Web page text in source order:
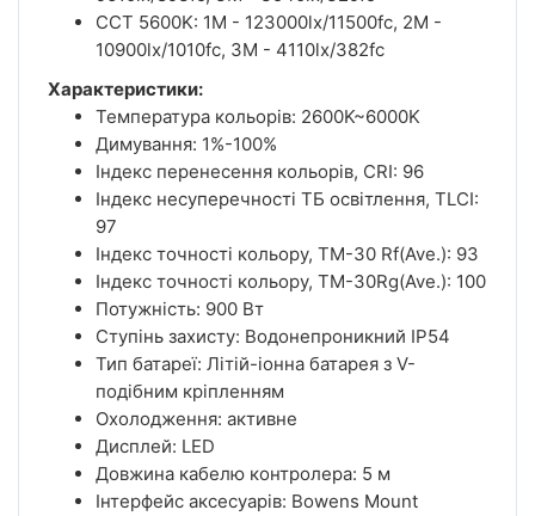
CCT 5600K: 1М - 123000lx/11500fc, 2М -
10900lx/1010fc, 3М - 4110lx/382fc
Характеристики:
Температура кольорів: 2600K~6000K
Димування: 1%-100%
Індекс перенесення кольорів, CRI: 96
Індекс несуперечності ТБ освітлення, TLCI:
97
Індекс точності кольору, TM-30 Rf(Ave.): 93
Індекс точності кольору, TM-30Rg(Ave.): 100
Потужність: 900 Вт
Ступінь захисту: Водонепроникний IP54
Тип батареї: Літій-іонна батарея з V-
подібним кріпленням
Охолодження: активне
Дисплей: LED
Довжина кабелю контролера: 5 м
Інтерфейс аксесуарів: Bowens Mount